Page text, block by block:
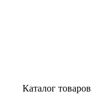
Каталог товаров